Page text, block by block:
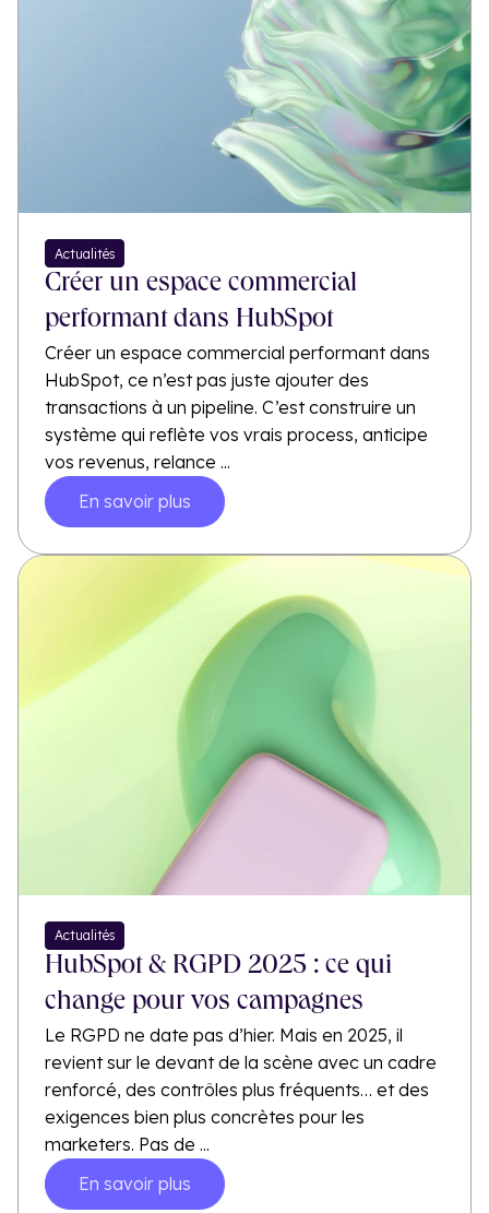
Actualités
Créer un espace commercial
performant dans HubSpot
Créer un espace commercial performant dans
HubSpot, ce n’est pas juste ajouter des
transactions à un pipeline. C’est construire un
système qui reflète vos vrais process, anticipe
vos revenus, relance ...
En savoir plus
Actualités
HubSpot & RGPD 2025 : ce qui
change pour vos campagnes
Le RGPD ne date pas d’hier. Mais en 2025, il
revient sur le devant de la scène avec un cadre
renforcé, des contrôles plus fréquents… et des
exigences bien plus concrètes pour les
marketers. Pas de ...
En savoir plus